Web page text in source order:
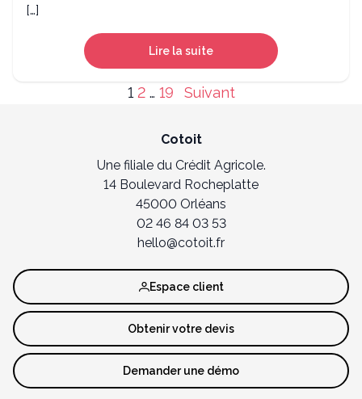
[…]
Lire la suite
Pagination
publications
1 2 … 19 Suivant
Cotoit
Une filiale du Crédit Agricole.
14 Boulevard Rocheplatte
45000 Orléans
02 46 84 03 53
hello@cotoit.fr
Espace client
Obtenir votre devis
Demander une démo